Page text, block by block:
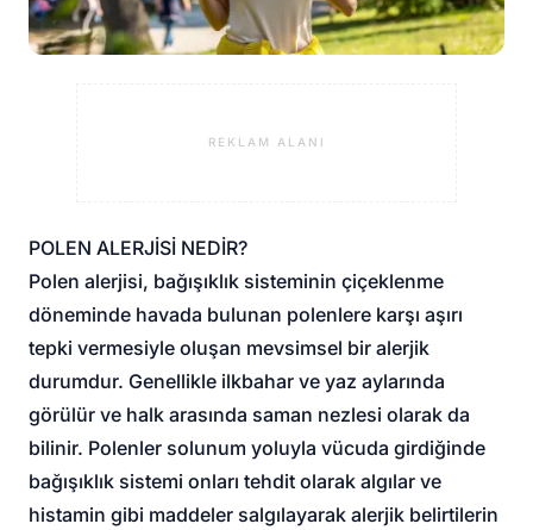
REKLAM ALANI
POLEN ALERJİSİ NEDİR?
Polen alerjisi, bağışıklık sisteminin çiçeklenme
döneminde havada bulunan polenlere karşı aşırı
tepki vermesiyle oluşan mevsimsel bir alerjik
durumdur. Genellikle ilkbahar ve yaz aylarında
görülür ve halk arasında saman nezlesi olarak da
bilinir. Polenler solunum yoluyla vücuda girdiğinde
bağışıklık sistemi onları tehdit olarak algılar ve
histamin gibi maddeler salgılayarak alerjik belirtilerin